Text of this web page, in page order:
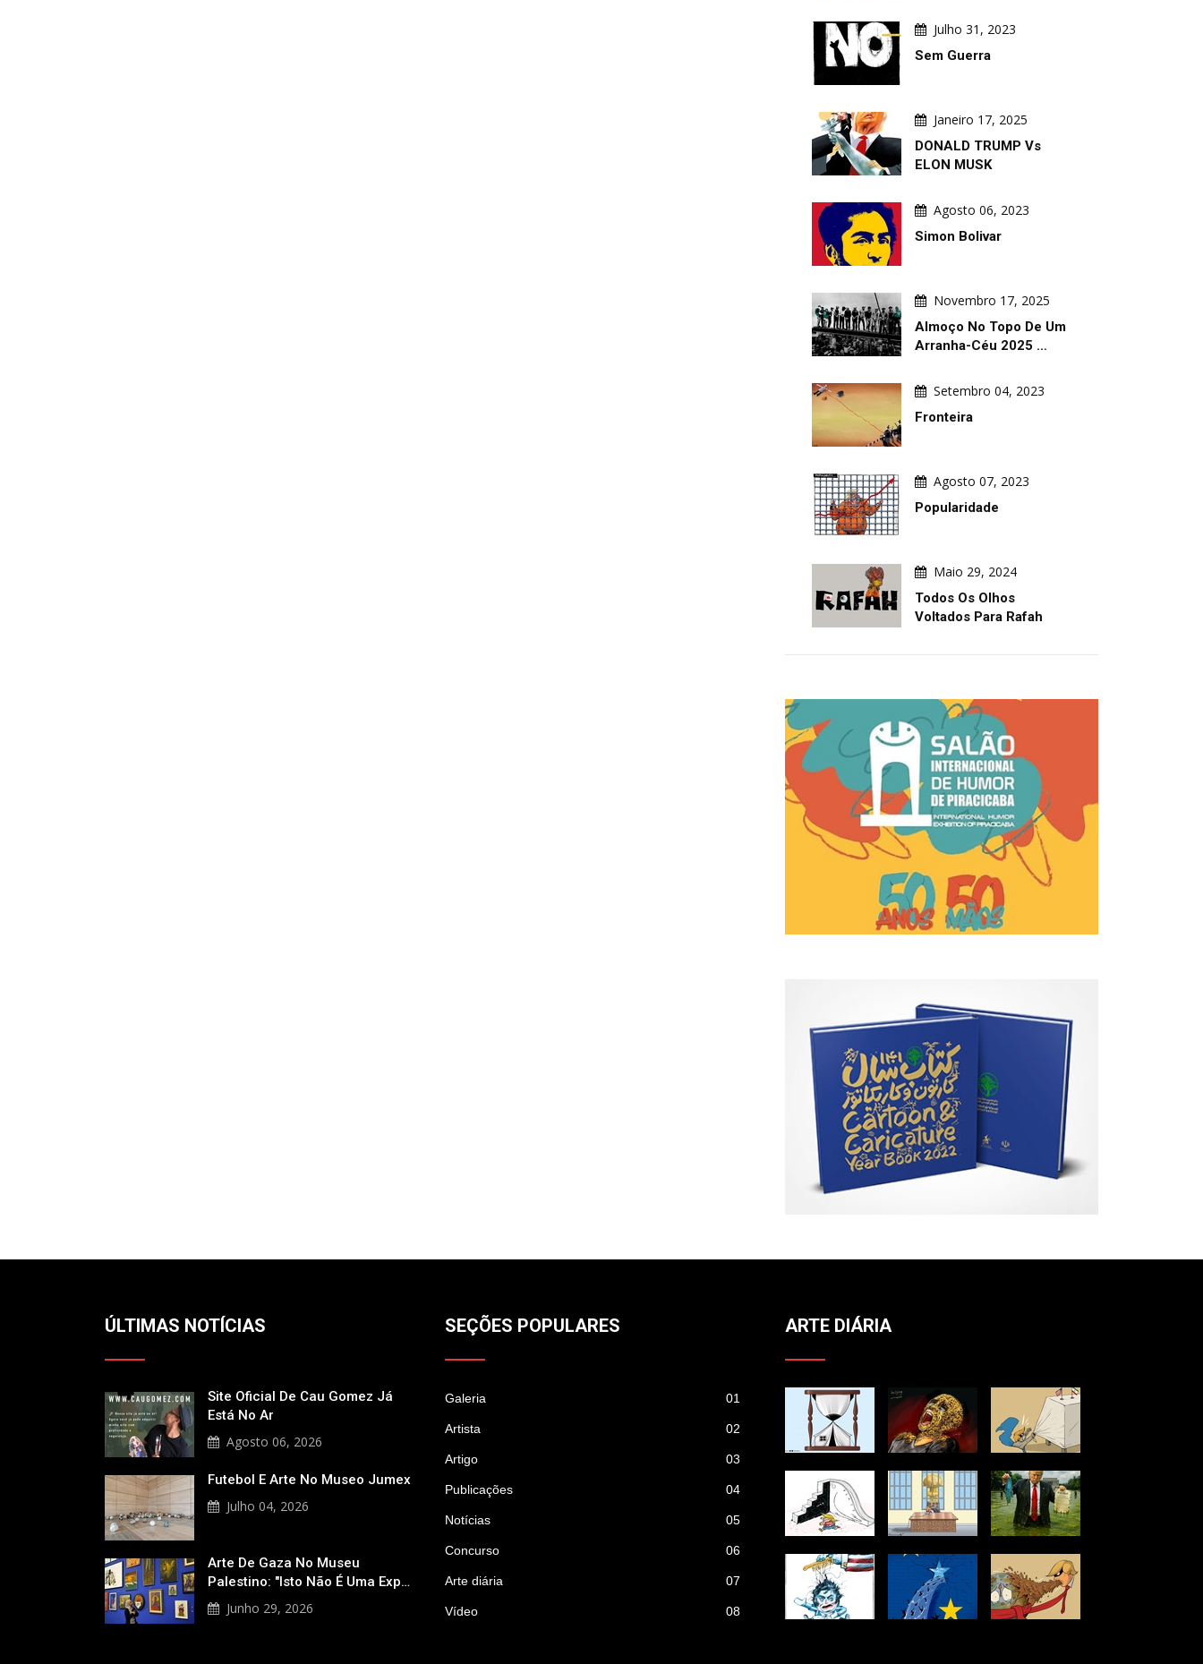
Julho 31, 2023
Sem Guerra
Janeiro 17, 2025
DONALD TRUMP Vs
ELON MUSK
Agosto 06, 2023
Simon Bolivar
Novembro 17, 2025
Almoço No Topo De Um
Arranha-Céu 2025 …
Setembro 04, 2023
Fronteira
Agosto 07, 2023
Popularidade
Maio 29, 2024
Todos Os Olhos
Voltados Para Rafah
ÚLTIMAS NOTÍCIAS
Site Oficial De Cau Gomez Já
Está No Ar
Agosto 06, 2026
Futebol E Arte No Museo Jumex
Julho 04, 2026
Arte De Gaza No Museu
Palestino: "Isto Não É Uma Exp…
Junho 29, 2026
SEÇÕES POPULARES
Galeria 01
Artista 02
Artigo 03
Publicações 04
Notícias 05
Concurso 06
Arte diária 07
Vídeo 08
ARTE DIÁRIA